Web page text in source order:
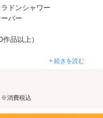
ー
電気マッサー
ドンシャワー
バー
品以上）
・ストレートアイロン
ヤー
+ 続きを読む
※消費税込